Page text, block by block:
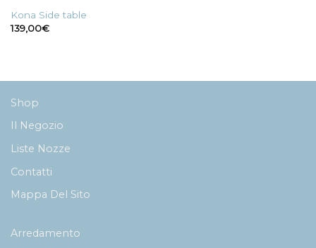
Kona Side table
139,00€
Shop
Il Negozio
Liste Nozze
Contatti
Mappa Del Sito
Arredamento